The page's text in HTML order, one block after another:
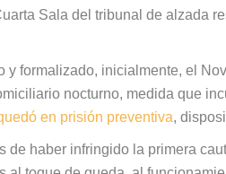
Sala del tribunal de alzada
y formalizado, inicialmente, el
nocturno, medida que
en prisión preventiva,
de haber infringido la primera